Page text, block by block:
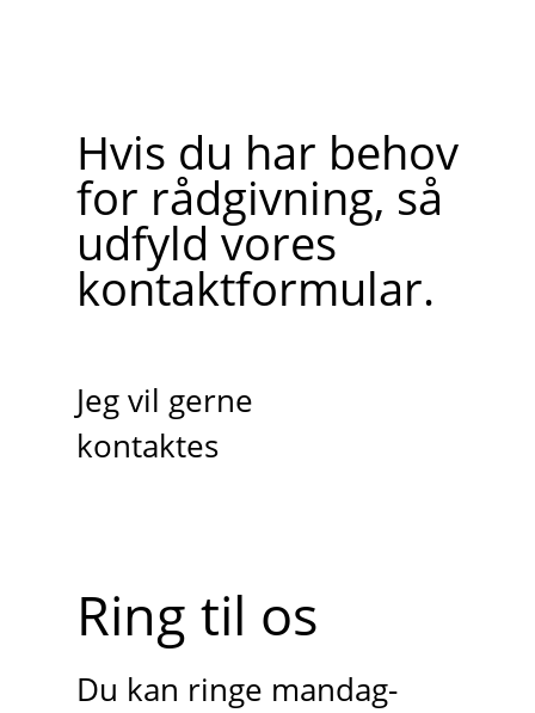
Hvis du har behov
for rådgivning, så
udfyld vores
kontaktformular.
Jeg vil gerne
kontaktes
Ring til os
Du kan ringe mandag-